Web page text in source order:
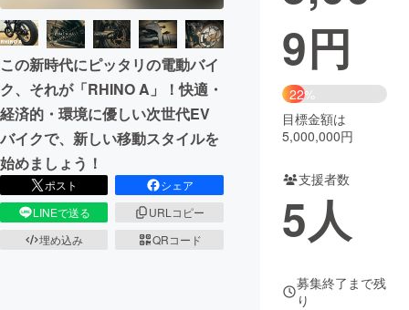
まちづくり・地域活性化
CAMPFIRE for Social Good
CAMPFIRE Creation
CAMPFIREふるさと納税
コミュニティ
この新時代にピッタリの電動バイ
ク、それが「RHINO A」！快適・
経済的・環境に優しい次世代EV
バイクで、新しい移動スタイルを
始めましょう！
ポスト
シェア
LINEで送る
URLコピー
埋め込み
QRコード
9円
22%
目標金額は
5,000,000円
支援者数
5人
募集終了まで残
り